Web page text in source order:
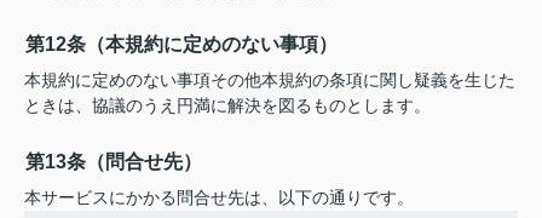
第12条（本規約に定めのない事項）
本規約に定めのない事項その他本規約の条項に関し疑義を生じた
ときは、協議のうえ円満に解決を図るものとします。
第13条（問合せ先）
本サービスにかかる問合せ先は、以下の通りです。